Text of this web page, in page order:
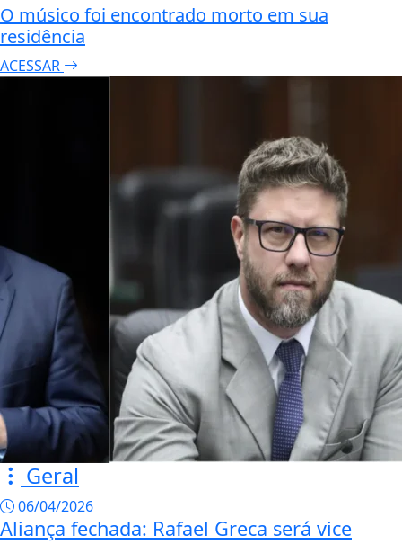
O músico foi encontrado morto em sua
residência
ACESSAR
Geral
06/04/2026
Aliança fechada: Rafael Greca será vice